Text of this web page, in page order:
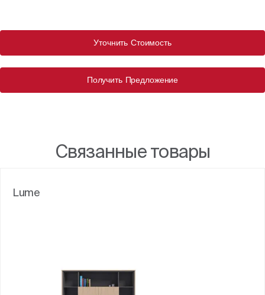
Уточнить Стоимость
Получить Предложение
Связанные товары
Lume